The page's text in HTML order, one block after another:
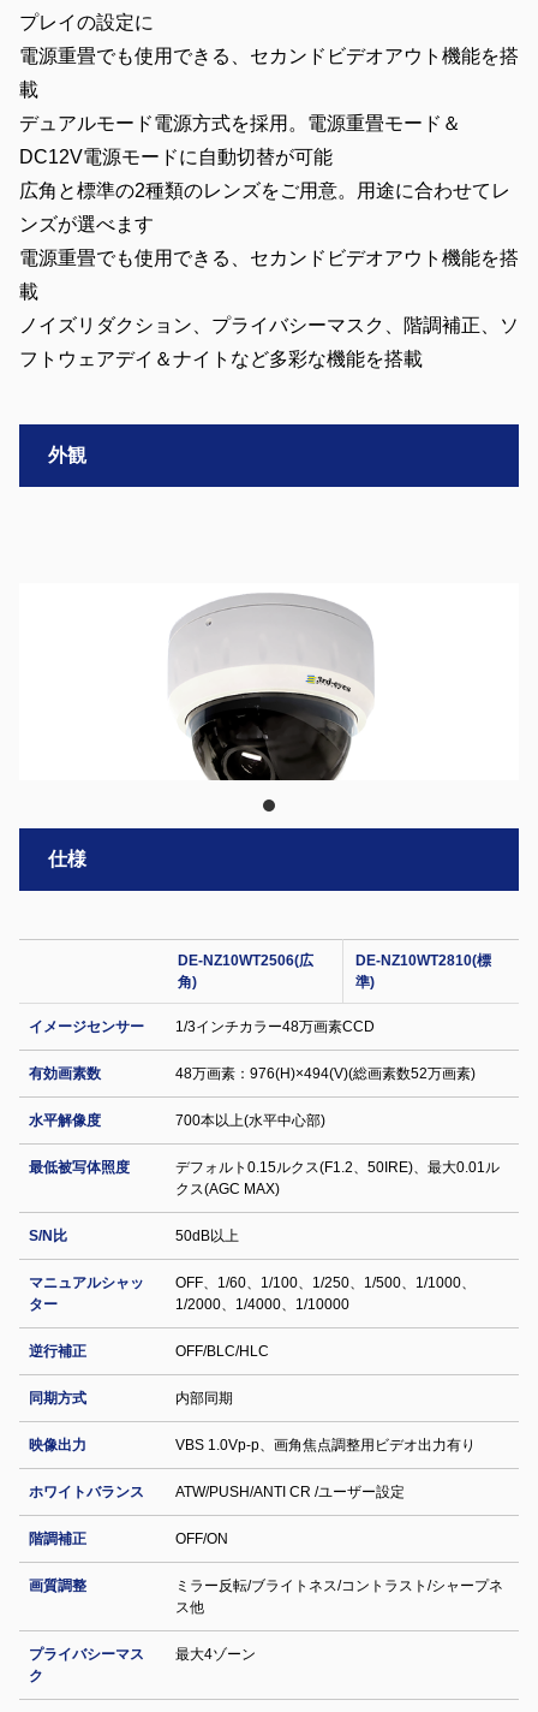
プレイの設定に
電源重畳でも使用できる、セカンドビデオアウト機能を搭
載
デュアルモード電源方式を採用。電源重畳モード＆
DC12V電源モードに自動切替が可能
広角と標準の2種類のレンズをご用意。用途に合わせてレ
ンズが選べます
電源重畳でも使用できる、セカンドビデオアウト機能を搭
載
ノイズリダクション、プライバシーマスク、階調補正、ソ
フトウェアデイ＆ナイトなど多彩な機能を搭載
外観
仕様
DE-NZ10WT2506(広
角)
DE-NZ10WT2810(標
準)
イメージセンサー 1/3インチカラー48万画素CCD
有効画素数 48万画素：976(H)×494(V)(総画素数52万画素)
水平解像度 700本以上(水平中心部)
最低被写体照度
デフォルト0.15ルクス(F1.2、50IRE)、最大0.01ル
クス(AGC MAX)
S/N比 50dB以上
マニュアルシャッ
ター
OFF、1/60、1/100、1/250、1/500、1/1000、
1/2000、1/4000、1/10000
逆行補正 OFF/BLC/HLC
同期方式 内部同期
映像出力 VBS 1.0Vp-p、画角焦点調整用ビデオ出力有り
ホワイトバランス ATW/PUSH/ANTI CR /ユーザー設定
階調補正 OFF/ON
画質調整
ミラー反転/ブライトネス/コントラスト/シャープネ
ス他
プライバシーマス
ク
最大4ゾーン